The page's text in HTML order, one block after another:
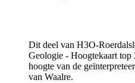
Dit deel van H3O-
Geologie - Hoogtekaart top
hoogte van de
van Waalre.